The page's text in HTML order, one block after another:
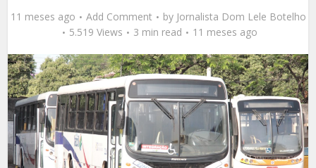
11 meses ago Add Comment by Jornalista Dom Lele Botelho
5.519 Views
3 min read 11 meses ago